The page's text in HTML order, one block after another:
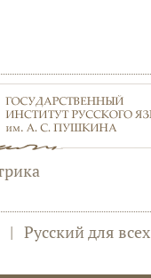
| Русский для всех